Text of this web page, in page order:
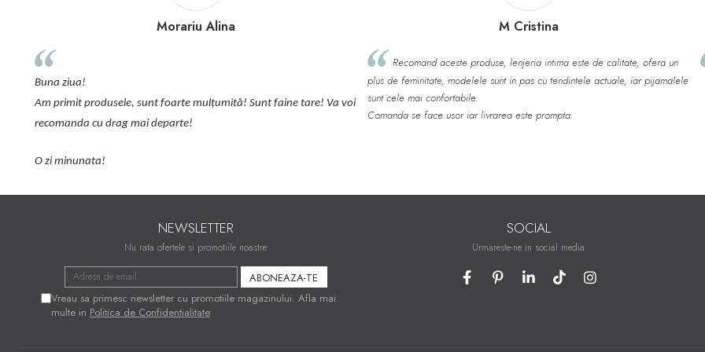
Morariu Alina
Buna ziua!
Am primit produsele, sunt foarte mulțumită! Sunt faine tare! Va voi
recomanda cu drag mai departe!
O zi minunata!
M Cristina
Recomand aceste produse, lenjeria intima este de calitate, ofera un
plus de feminitate, modelele sunt in pas cu tendintele actuale, iar pijamalele
sunt cele mai confortabile.
Comanda se face usor iar livrarea este prompta.
NEWSLETTER
Nu rata ofertele si promotiile noastre
Vreau sa primesc newsletter cu promotiile magazinului. Afla mai
multe in Politica de Confidentialitate
SOCIAL
Urmareste-ne in social media